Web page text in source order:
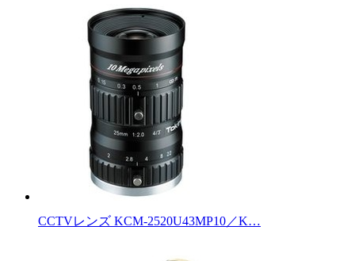
CCTVレンズ KCM-2520U43MP10／K…